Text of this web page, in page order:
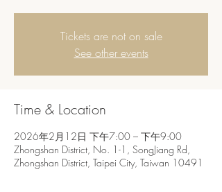
Tickets are not on sale
See other events
Time & Location
2026年2月12日 下午7:00 – 下午9:00
Zhongshan District, No. 1-1, SongJiang Rd,
Zhongshan District, Taipei City, Taiwan 10491